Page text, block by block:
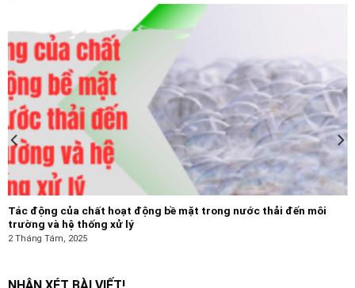
Tác động của chất hoạt động bề mặt trong nước thải đến môi
trường và hệ thống xử lý
2 Tháng Tám, 2025